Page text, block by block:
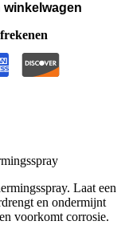
winkelwagen
Laat een
en ondermijnt
voorkomt corrosie.